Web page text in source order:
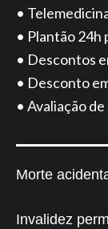
•
• Plantão
• Descontos
• Desconto
• Avaliação
Morte
Invalidez